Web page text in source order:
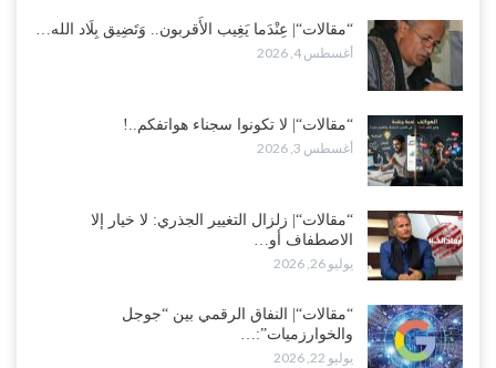
“مقالات“| عِنْدَما يَغِيب الأَقربون.. وَتَضِيق بِلَاد الله…
أغسطس 4, 2026
“مقالات“| لا تكونوا سجناء هواتفكم..!
أغسطس 3, 2026
“مقالات“| زلزال التغيير الجذري: لا خيار إلا
الاصطفاف أو…
يوليو 26, 2026
“مقالات“| النفاق الرقمي بين “جوجل
والخوارزميات”:…
يوليو 22, 2026